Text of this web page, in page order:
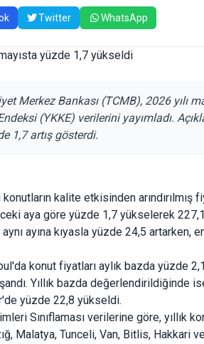
Twitter WhatsApp
Merkez Bankası (TCMB), 2026 yılı
(YKKE) verilerini yayımladı.
1,7 artış gösterdi.
kalite etkisinden
aya göre yüzde 1,7 yükselerek
aynı ayına kıyasla yüzde 24,5 artarken,
konut fiyatları aylık bazda yüzde
Yıllık bazda değerlendirildiğinde
yüzde 22,8 yükseldi.
Sınıflaması verilerine göre, yıllık
Malatya, Tunceli, Van, Bitlis, Hakkari